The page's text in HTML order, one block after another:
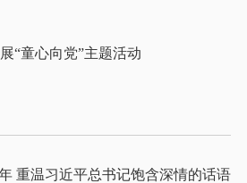
中国共产党成立104周年 重温习近平总书记饱含深情的话语